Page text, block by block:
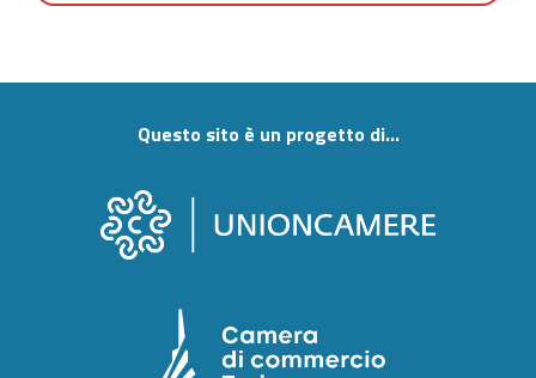
Questo sito è un progetto di...